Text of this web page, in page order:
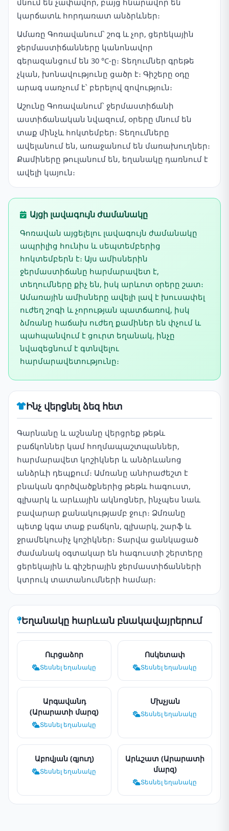
մնում են չափավոր, բայց հնարավոր են
կարճատև հորդառատ անձրևներ։
Ամառը Գոռավանում՝ շոգ և չոր, ցերեկային
ջերմաստիճանները կանոնավոր
գերազանցում են 30 °C-ը։ Տեղումներ գրեթե
չկան, խոնավությունը ցածր է։ Գիշերը օդը
արագ սառչում է՝ բերելով զովություն։
Աշունը Գոռավանում՝ ջերմաստիճանի
աստիճանական նվազում, օրերը մնում են
տաք մինչև հոկտեմբեր։ Տեղումները
ավելանում են, առաջանում են մառախուղներ։
Քամիները թուլանում են, եղանակը դառնում է
ավելի կայուն։
Այցի լավագույն ժամանակը
Գոռավան այցելելու լավագույն ժամանակը
ապրիլից հունիս և սեպտեմբերից
հոկտեմբերն է։ Այս ամիսներին
ջերմաստիճանը հարմարավետ է,
տեղումները քիչ են, իսկ արևոտ օրերը շատ։
Ամառային ամիսները ավելի լավ է խուսափել
ուժեղ շոգի և չորության պատճառով, իսկ
ձմռանը հաճախ ուժեղ քամիներ են փչում և
պահպանվում է ցուրտ եղանակ, ինչը
նվազեցնում է գտնվելու
հարմարավետությունը։
Ինչ վերցնել ձեզ հետ
Գարնանը և աշնանը վերցրեք թեթև
բաճկոններ կամ հողմապաշտպաններ,
հարմարավետ կոշիկներ և անձրևանոց
անձրևի դեպքում։ Ամռանը անհրաժեշտ է
բնական գործվածքներից թեթև հագուստ,
գլխարկ և արևային ակնոցներ, ինչպես նաև
բավարար քանակությամբ ջուր։ Ձմռանը
պետք կգա տաք բաճկոն, գլխարկ, շարֆ և
ջրամեկուսիչ կոշիկներ։ Տարվա ցանկացած
ժամանակ օգտակար են հագուստի շերտերը
ցերեկային և գիշերային ջերմաստիճանների
կտրուկ տատանումների համար։
Եղանակը հարևան բնակավայրերում
Ուրցաձոր
Տեսնել եղանակը
Ոսկետափ
Տեսնել եղանակը
Արգավանդ
(Արարատի մարզ)
Տեսնել եղանակը
Մխչյան
Տեսնել եղանակը
Աբովյան (գյուղ)
Տեսնել եղանակը
Արևշատ (Արարատի
մարզ)
Տեսնել եղանակը